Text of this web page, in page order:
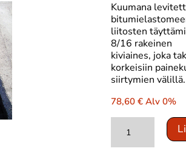
Kuumana
liitosten
8/16 rakeinen
kiviaines, joka
korkeisiin
siirtymien
78,60€ Alv 0%
Compound
MN